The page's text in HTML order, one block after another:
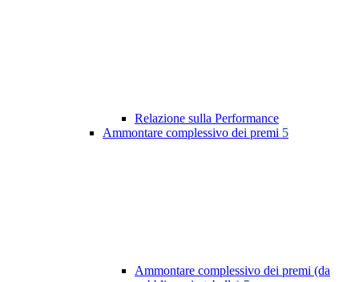
Relazione sulla Performance
Ammontare complessivo dei premi 5
Ammontare complessivo dei premi (da